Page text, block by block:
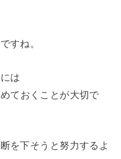
すね。
は
ておくことが大切で
を下そうと努力するよ